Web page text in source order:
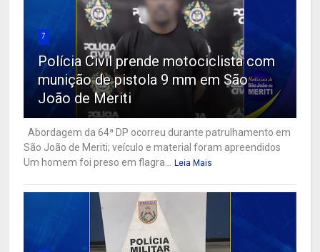
7
Polícia Civil prende motociclista com
munição de pistola 9 mm em São
João de Meriti
Abordagem da 64ª DP ocorreu durante patrulhamento em
São João de Meriti; veículo e material foram apreendidos
Um homem foi preso em flagra... Leia Mais